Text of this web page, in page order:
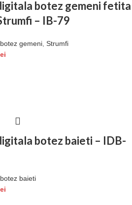
botez gemeni fetita
– IB-79
gemeni Strumfi
botez baieti – IDB-
baieti